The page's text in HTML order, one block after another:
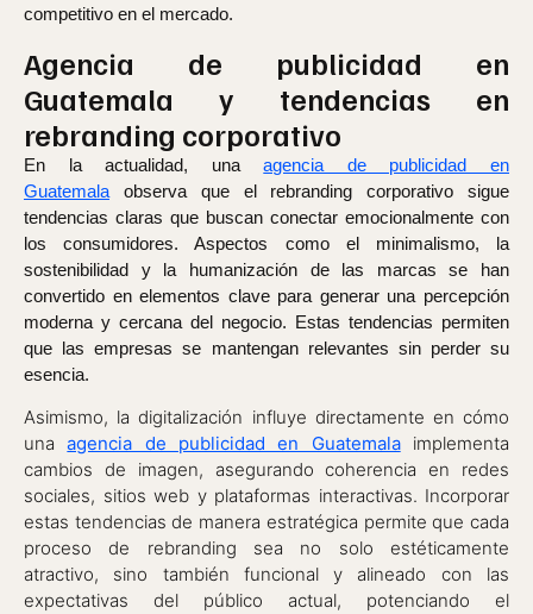
competitivo en el mercado.
Agencia de publicidad en
Guatemala y tendencias en
rebranding corporativo
En la actualidad, unaagencia de publicidad en
Guatemala observa que el rebranding corporativo sigue
tendencias claras que buscan conectar emocionalmente con
los consumidores. Aspectos como el minimalismo, la
sostenibilidad y la humanización de las marcas se han
convertido en elementos clave para generar una percepción
moderna y cercana del negocio. Estas tendencias permiten
que las empresas se mantengan relevantes sin perder su
esencia.
Asimismo, la digitalización influye directamente en cómo
unaagencia de publicidad en Guatemalaimplementa
cambios de imagen, asegurando coherencia en redes
sociales, sitios web y plataformas interactivas. Incorporar
estas tendencias de manera estratégica permite que cada
proceso de rebranding sea no solo estéticamente
atractivo, sino también funcional y alineado con las
expectativas del público actual, potenciando el